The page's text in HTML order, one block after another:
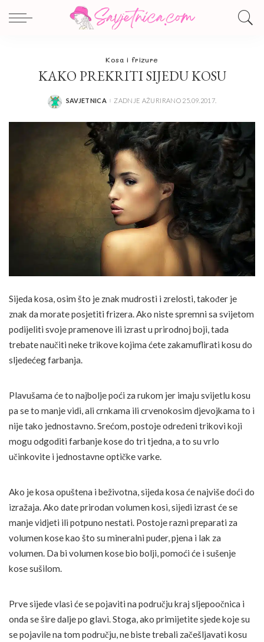
Kosa i frizure
KAKO PREKRITI SIJEDU KOSU
POSTED
SAVJETNICA ZADNJE AŽURIRANO 25.09.2017.
Sijeda kosa, osim što je znak mudrosti i zrelosti, također je
znak da morate posjetiti frizera. Ako niste spremni sa svijetom
podijeliti svoje pramenove ili izrast u prirodnoj boji, tada
trebate naučiti neke trikove kojima ćete zakamuflirati kosu do
sljedećeg farbanja.
Plavušama će to najbolje poći za rukom jer imaju svijetlu kosu
pa se to manje vidi, ali crnkama ili crvenokosim djevojkama to i
nije tako jednostavno. Srećom, postoje određeni trikovi koji
mogu odgoditi farbanje kose do tri tjedna, a to su vrlo
učinkovite i jednostavne optičke varke.
Ako je kosa opuštena i beživotna, sijeda kosa će najviše doći do
izražaja. Ako date prirodan volumen kosi, sijedi izrast će se
manje vidjeti ili potpuno nestati. Postoje razni preparati za
volumen kose kao što su mineralni puder, pjena i lak za
volumen. Da bi volumen kose bio bolji, pomoći će i sušenje
kose sušilom.
Prve sijede vlasi će se pojaviti na području kraj sljepoočnica i
onda se šire dalje po glavi. Stoga, ako primijetite sjede koje su
se pojavile na tom području, ne biste trebali začešljavati kosu